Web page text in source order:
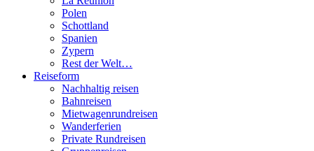
Polen
Schottland
Spanien
Zypern
Rest der Welt…
Reiseform
Nachhaltig reisen
Bahnreisen
Mietwagenrundreisen
Wanderferien
Private Rundreisen